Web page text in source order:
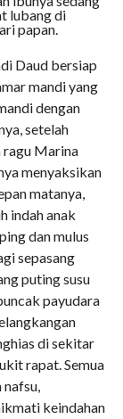
lubang di
papan.
Daud bersiap
mandi yang
dengan
setelah
ragu Marina
menyaksikan
matanya,
indah anak
dan mulus
sepasang
puting susu
payudara
di sekitar
rapat. Semua
keindahan